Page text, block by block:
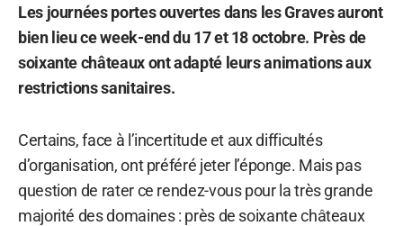
Les journées portes ouvertes dans les Graves auront
bien lieu ce week-end du 17 et 18 octobre. Près de
soixante châteaux ont adapté leurs animations aux
restrictions sanitaires.
Certains, face à l’incertitude et aux difficultés
d’organisation, ont préféré jeter l’éponge. Mais pas
question de rater ce rendez-vous pour la très grande
majorité des domaines : près de soixante châteaux